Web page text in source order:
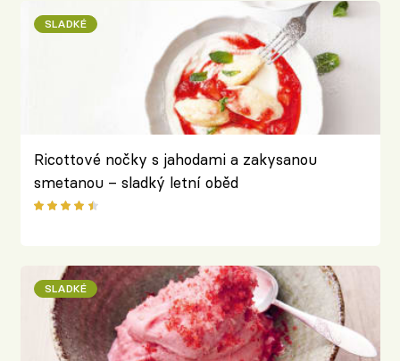
SLADKÉ
Ricottové nočky s jahodami a zakysanou
smetanou – sladký letní oběd
SLADKÉ